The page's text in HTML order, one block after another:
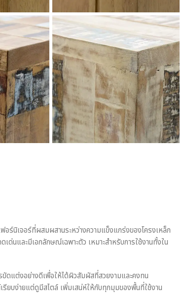
อร์นิเจอร์ที่ผสมผสานระหว่างความแข็งแกร่งของโครงเหล็ก
เด่นและมีเอกลักษณ์เฉพาะตัว เหมาะสำหรับการใช้งานทั้งใน
ขัดแต่งอย่างดีเพื่อให้ได้ผิวสัมผัสที่สวยงามและคงทน
รียบง่ายแต่ดูมีสไตล์ เพิ่มเสน่ห์ให้กับทุกมุมของพื้นที่ใช้งาน